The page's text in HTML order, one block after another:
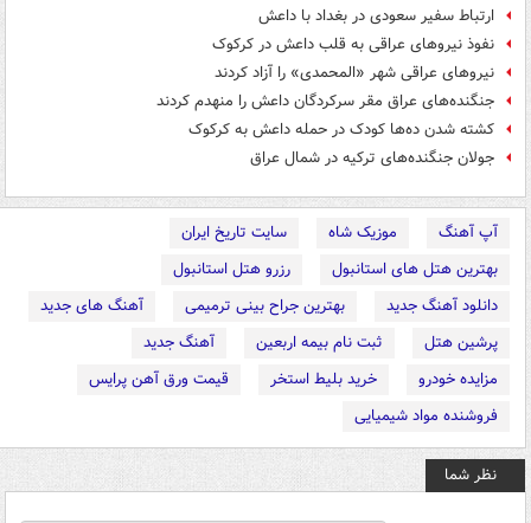
ارتباط سفیر سعودی در بغداد با داعش
نفوذ نیروهای عراقی به قلب داعش در کرکوک
نیروهای عراقی شهر «المحمدی» را آزاد کردند
جنگنده‌های عراق مقر سرکردگان داعش را منهدم کردند
کشته شدن ده‌ها کودک در حمله داعش به کرکوک
جولان جنگنده‌های ترکیه در شمال عراق
آپ آهنگ موزیک شاه
سایت تاریخ ایران
بهترین هتل های استانبول
رزرو هتل استانبول
دانلود آهنگ جدید
بهترین جراح بینی ترمیمی
آهنگ های جدید
پرشین هتل
ثبت نام بیمه اربعین
آهنگ جدید
مزایده خودرو
خرید بلیط استخر
قیمت ورق آهن پرایس
فروشنده مواد شیمیایی
نظر شما